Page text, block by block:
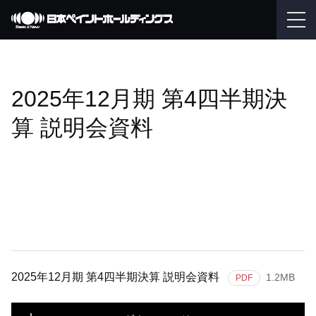
2025年12月期 第4四半期決
算 説明会資料
2025年12月期 第4四半期決算 説明会資料 PDF 1.2MB